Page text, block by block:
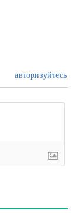
авторизуйтесь